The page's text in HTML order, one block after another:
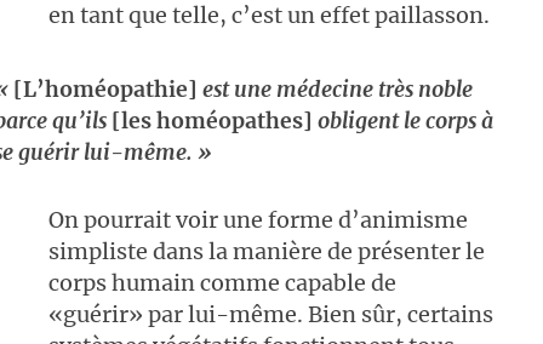
en tant que telle, c’est un effet paillasson.
[L’homéopathie] est une médecine très noble
qu’ils [les homéopathes] obligent le corps à
guérir lui-même. »
On pourrait voir une forme d’animisme
simpliste dans la manière de présenter le
corps humain comme capable de
«guérir» par lui-même. Bien sûr, certains